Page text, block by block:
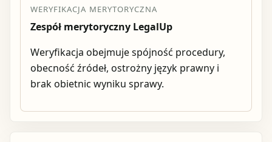
WERYFIKACJA MERYTORYCZNA
Zespół merytoryczny LegalUp
Weryfikacja obejmuje spójność procedury,
obecność źródeł, ostrożny język prawny i
brak obietnic wyniku sprawy.